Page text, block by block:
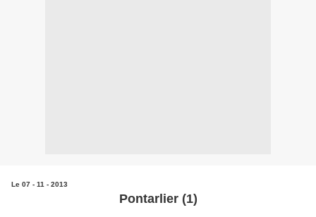
Le 07 - 11 - 2013
Pontarlier (1)